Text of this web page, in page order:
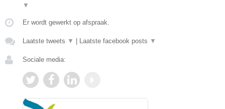
▼
Er wordt gewerkt op afspraak.
Laatste tweets ▼ | Laatste facebook posts ▼
Sociale media: